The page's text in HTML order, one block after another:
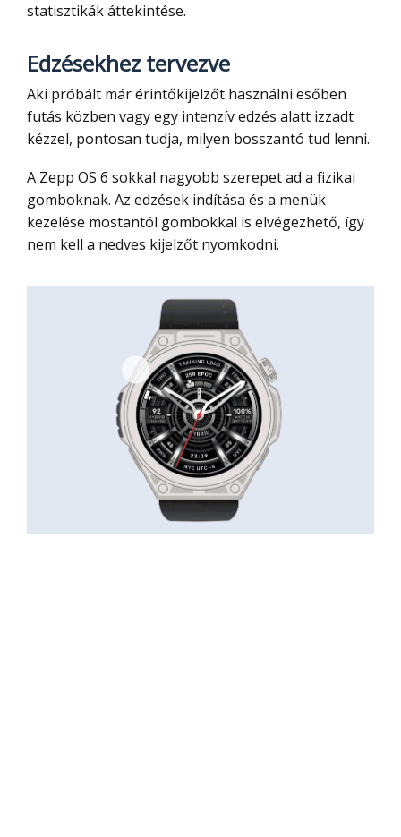
statisztikák áttekintése.
Edzésekhez tervezve
Aki próbált már érintőkijelzőt használni esőben
futás közben vagy egy intenzív edzés alatt izzadt
kézzel, pontosan tudja, milyen bosszantó tud lenni.
A Zepp OS 6 sokkal nagyobb szerepet ad a fizikai
gomboknak. Az edzések indítása és a menük
kezelése mostantól gombokkal is elvégezhető, így
nem kell a nedves kijelzőt nyomkodni.